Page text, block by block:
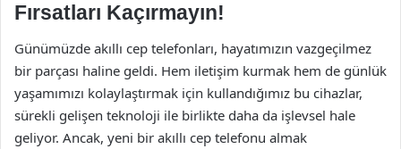
Fırsatları Kaçırmayın!
Günümüzde akıllı cep telefonları, hayatımızın vazgeçilmez
bir parçası haline geldi. Hem iletişim kurmak hem de günlük
yaşamımızı kolaylaştırmak için kullandığımız bu cihazlar,
sürekli gelişen teknoloji ile birlikte daha da işlevsel hale
geliyor. Ancak, yeni bir akıllı cep telefonu almak